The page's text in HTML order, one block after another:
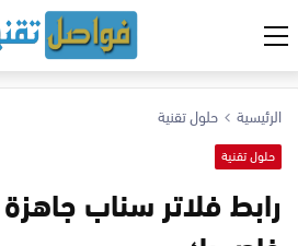
الرئيسية حلول تقنية
حلول تقنية
رابط فلاتر سناب